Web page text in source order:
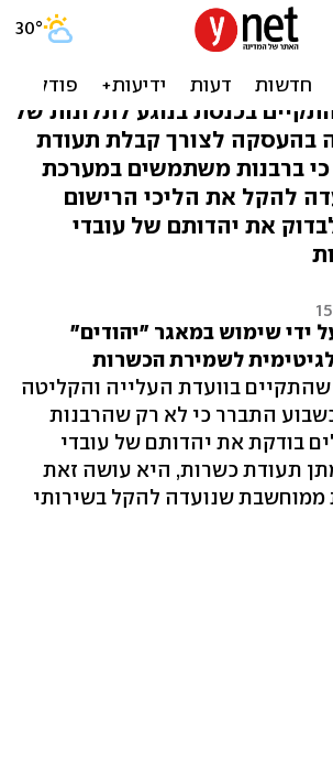
שמשמש
במסעדות
בכנסת בנוגע לתלונות של
בהעסקה לצורך קבלת תעודת
ברבנות משתמשים במערכת
להקל את הליכי הרישום
את יהדותם של עובדי
ידי שימוש במאגר "יהודים"
לשמירת הכשרות
שהתקיים בוועדת העלייה והקליטה
התברר כי לא רק שהרבנות
בודקת את יהדותם של עובדי
תעודת כשרות, היא עושה זאת
שנועדה להקל בשירותי